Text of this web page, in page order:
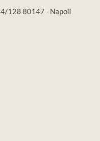
128 80147 - Napoli